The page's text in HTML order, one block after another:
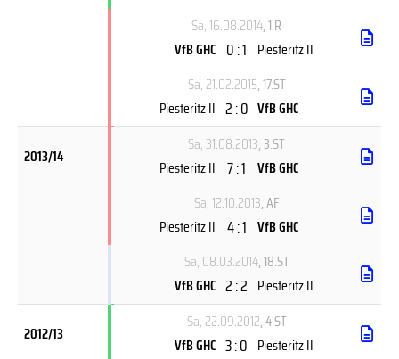
Sa, 16.08.2014, 1.R
VfB GHC 0 : 1 Piesteritz II
Sa, 21.02.2015, 17.ST
Piesteritz II 2 : 0 VfB GHC
2013/14
Sa, 31.08.2013, 3.ST
Piesteritz II 7 : 1 VfB GHC
Sa, 12.10.2013, AF
Piesteritz II 4 : 1 VfB GHC
Sa, 08.03.2014, 18.ST
VfB GHC 2 : 2 Piesteritz II
2012/13
Sa, 22.09.2012, 4.ST
VfB GHC 3 : 0 Piesteritz II